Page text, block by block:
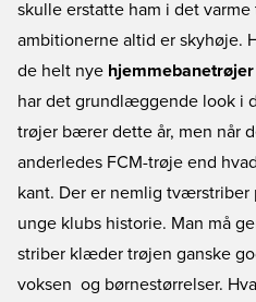
skulle erstatte ham i det
ambitionerne altid er skyhøje.
de helt nye
har det grundlæggende look i
trøjer bærer dette år, men når
anderledes FCM-trøje end
kant. Der er nemlig tværstriber
unge klubs historie. Man må
striber klæder trøjen ganske
voksen  og børnestørrelser.